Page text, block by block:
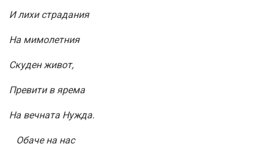
И лихи страдания
На мимолетния
Скуден живот,
Превити в ярема
На вечната Нужда.
Обаче на нас